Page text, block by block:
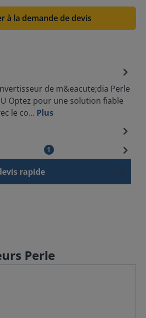
à la demande de devis
de m&eacute;dia Perle
Optez pour une solution fiable
le co… Plus
1
rapide
Perle